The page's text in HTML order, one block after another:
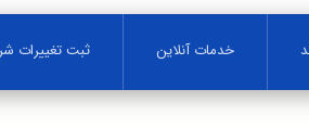
خدمات آنلاین ثبت تغییرات